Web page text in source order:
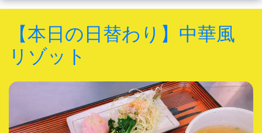
【本日の日替わり】中華風
リゾット